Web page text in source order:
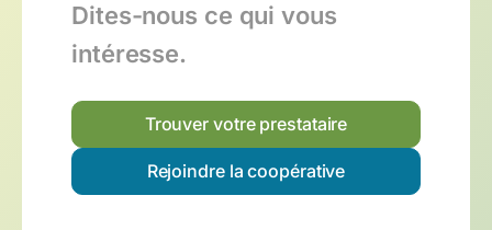
Dites-nous ce qui vous
intéresse.
Trouver votre prestataire
Rejoindre la coopérative